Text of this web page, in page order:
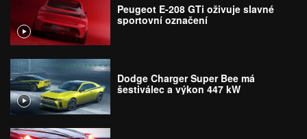
Peugeot E-208 GTi oživuje slavné
sportovní označení
Dodge Charger Super Bee má
šestiválec a výkon 447 kW